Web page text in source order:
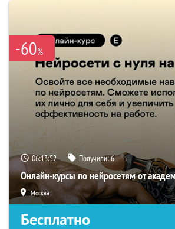
-60%
06:13:51 Получили:6
Онлайн-курсы по нейросетям от
Москва
Бесплатно